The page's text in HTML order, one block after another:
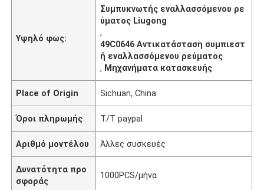
Υψηλό φως:
Συμπυκνωτής εναλλασσόμενου ρε
ύματος Liugong
,
49C0646 Αντικατάσταση συμπιεστ
ή εναλλασσόμενου ρεύματος
, Μηχανήματα κατασκευής
Place of Origin Sichuan, China
Όροι πληρωμής T/T paypal
Αριθμό μοντέλου Άλλες συσκευές
Δυνατότητα προ
σφοράς
1000PCS/μήνα